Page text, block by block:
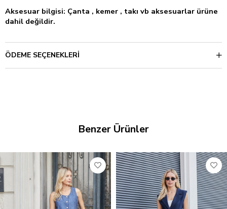
Aksesuar bilgisi: Çanta , kemer , takı vb aksesuarlar ürüne
dahil değildir.
ÖDEME SEÇENEKLERI
Benzer Ürünler